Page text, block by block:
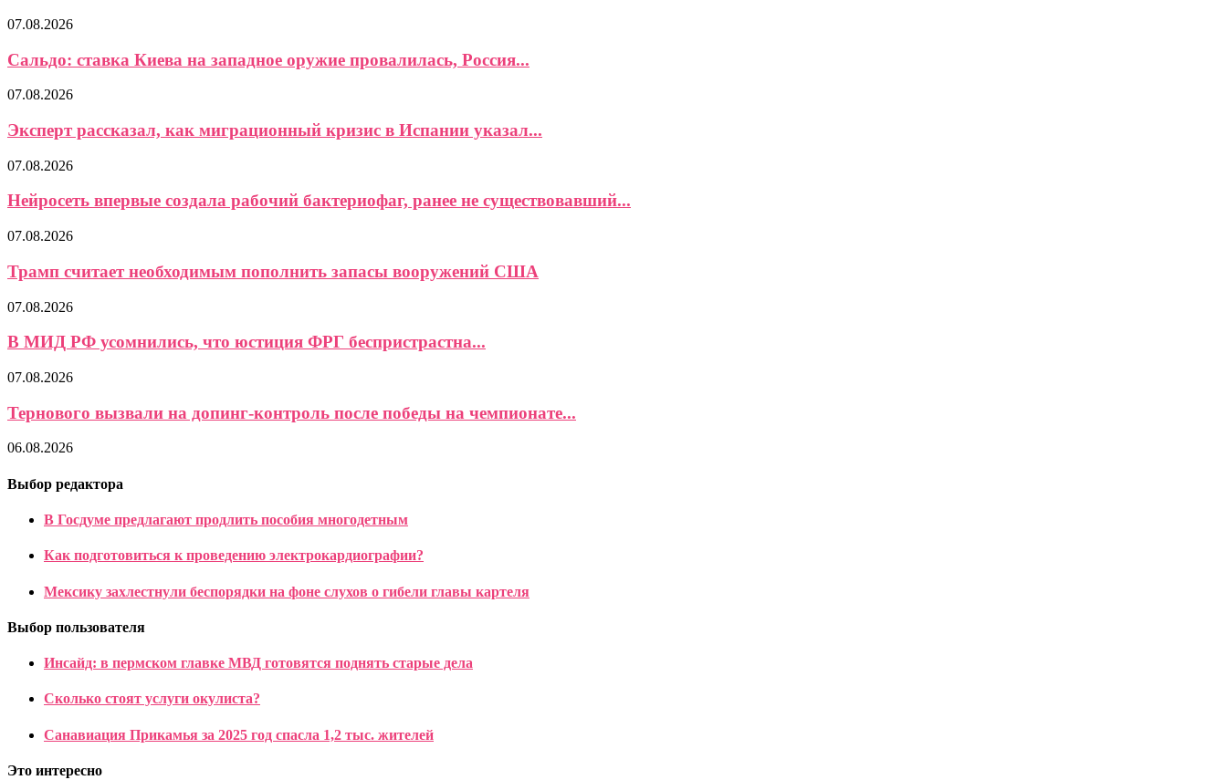
07.08.2026
Сальдо: ставка Киева на западное оружие провалилась, Россия...
07.08.2026
Эксперт рассказал, как миграционный кризис в Испании указал...
07.08.2026
Нейросеть впервые создала рабочий бактериофаг, ранее не существовавший...
07.08.2026
Трамп считает необходимым пополнить запасы вооружений США
07.08.2026
В МИД РФ усомнились, что юстиция ФРГ беспристрастна...
07.08.2026
Тернового вызвали на допинг-контроль после победы на чемпионате...
06.08.2026
Выбор редактора
В Госдуме предлагают продлить пособия многодетным
Как подготовиться к проведению электрокардиографии?
Мексику захлестнули беспорядки на фоне слухов о гибели главы картеля
Выбор пользователя
Инсайд: в пермском главке МВД готовятся поднять старые дела
Сколько стоят услуги окулиста?
Санавиация Прикамья за 2025 год спасла 1,2 тыс. жителей
Это интересно